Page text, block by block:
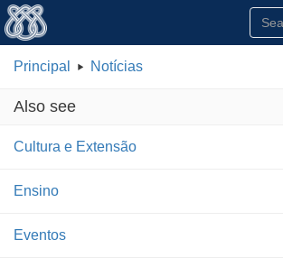
Principal Notícias
Also see
Cultura e Extensão
Ensino
Eventos